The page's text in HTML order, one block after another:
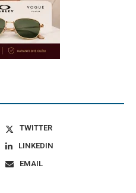
TWITTER
LINKEDIN
EMAIL